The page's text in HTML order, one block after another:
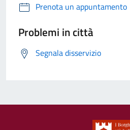
Prenota un appuntamento
Problemi in città
Segnala disservizio